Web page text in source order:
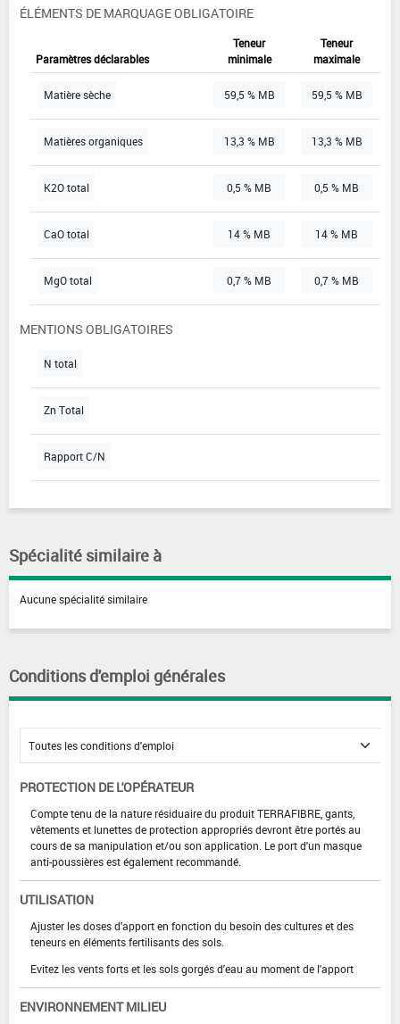
ÉLÉMENTS DE MARQUAGE OBLIGATOIRE
Paramètres déclarables
Teneur
minimale
Teneur
maximale
Matière sèche 59,5 % MB 59,5 % MB
Matières organiques 13,3 % MB 13,3 % MB
K2O total 0,5 % MB 0,5 % MB
CaO total 14 % MB 14 % MB
MgO total 0,7 % MB 0,7 % MB
MENTIONS OBLIGATOIRES
N total
Zn Total
Rapport C/N
Spécialité similaire à
Aucune spécialité similaire
Conditions d'emploi générales
PROTECTION DE L'OPÉRATEUR
Compte tenu de la nature résiduaire du produit TERRAFIBRE, gants,
vêtements et lunettes de protection appropriés devront être portés au
cours de sa manipulation et/ou son application. Le port d'un masque
anti-poussières est également recommandé.
UTILISATION
Ajuster les doses d'apport en fonction du besoin des cultures et des
teneurs en éléments fertilisants des sols.
Evitez les vents forts et les sols gorgés d'eau au moment de l'apport
ENVIRONNEMENT MILIEU